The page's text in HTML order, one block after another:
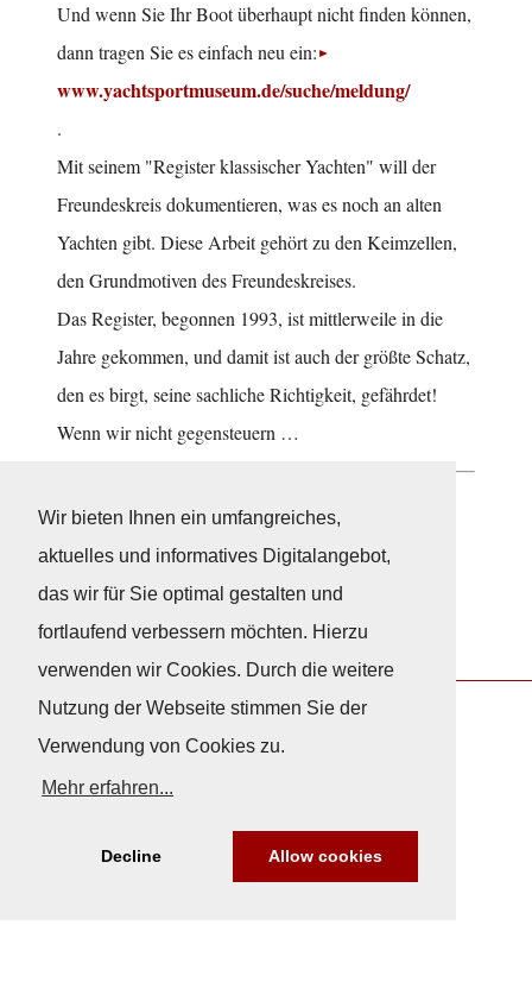
Wir bieten Ihnen ein umfangreiches,
aktuelles und informatives Digitalangebot,
das wir für Sie optimal gestalten und
fortlaufend verbessern möchten. Hierzu
verwenden wir Cookies. Durch die weitere
Nutzung der Webseite stimmen Sie der
Verwendung von Cookies zu.
Mehr erfahren...
Decline Allow cookies
Und wenn Sie Ihr Boot überhaupt nicht finden können,
dann tragen Sie es einfach neu ein:
www.yachtsportmuseum.de/suche/meldung/
.
Mit seinem "Register klassischer Yachten" will der
Freundeskreis dokumentieren, was es noch an alten
Yachten gibt. Diese Arbeit gehört zu den Keimzellen,
den Grundmotiven des Freundeskreises.
Das Register, begonnen 1993, ist mittlerweile in die
Jahre gekommen, und damit ist auch der größte Schatz,
den es birgt, seine sachliche Richtigkeit, gefährdet!
Wenn wir nicht gegensteuern …
Neuigkeiten
Impressum|Datenschutz